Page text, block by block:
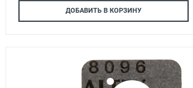
ДОБАВИТЬВ КОРЗИНУ